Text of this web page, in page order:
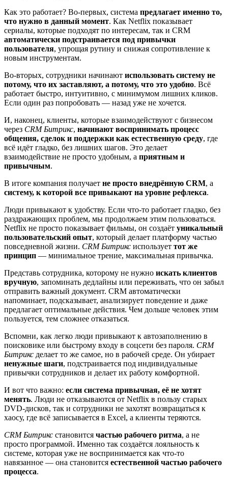
Как это работает? Во-первых, система предлагает именно то,
что нужно в данный момент. Как Netflix показывает
сериалы, которые подходят по интересам, так и CRM
автоматически подстраивается под привычки
пользователя, упрощая рутину и снижая сопротивление к
новым инструментам.
Во-вторых, сотрудники начинают использовать систему не
потому, что их заставляют, а потому, что это удобно. Всё
работает быстро, интуитивно, с минимумом лишних кликов.
Если один раз попробовать — назад уже не хочется.
И, наконец, клиенты, которые взаимодействуют с бизнесом
через CRM Битрикс, начинают воспринимать процесс
общения, сделок и поддержки как естественную среду, где
всё идёт гладко, без лишних шагов. Это делает
взаимодействие не просто удобным, а приятным и
привычным.
В итоге компания получает не просто внедрённую CRM, а
систему, к которой все привыкают на уровне рефлекса.
Люди привыкают к удобству. Если что-то работает гладко, без
раздражающих проблем, мы продолжаем этим пользоваться.
Netflix не просто показывает фильмы, он создаёт уникальный
пользовательский опыт, который делает платформу частью
повседневной жизни. CRM Битрикс использует тот же
принцип — минимальное трение, максимальная привычка.
Представь сотрудника, которому не нужно искать клиентов
вручную, запоминать дедлайны или переживать, что он забыл
отправить важный документ. CRM автоматически
напоминает, подсказывает, анализирует поведение и даже
предлагает оптимальные действия. Чем дольше человек этим
пользуется, тем сложнее отказаться.
Вспомни, как легко люди привыкают к автозаполнению в
поисковике или быстрому входу в соцсети без пароля. CRM
Битрикс делает то же самое, но в рабочей среде. Он убирает
ненужные шаги, подстраивается под индивидуальные
привычки сотрудников и делает их работу комфортной.
И вот что важно: если система привычная, её не хотят
менять. Люди не отказываются от Netflix в пользу старых
DVD-дисков, так и сотрудники не захотят возвращаться к
хаосу, где всё записывается в Excel, а клиенты теряются.
CRM Битрикс становится частью рабочего ритма, а не
просто программой. Именно так создаётся лояльность к
системе, которая уже не воспринимается как что-то
навязанное — она становится естественной частью рабочего
процесса.